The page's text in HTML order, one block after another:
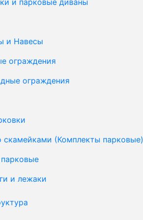
и парковые диваны
и Навесы
ограждения
ограждения
скамейками (Комплекты парковые)
и лежаки